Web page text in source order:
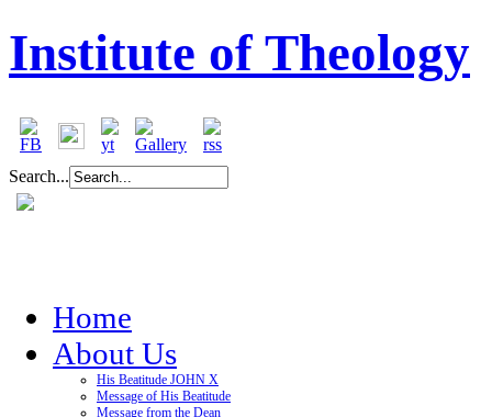
Institute of Theology
Search...
Home
About Us
His Beatitude JOHN X
Message of His Beatitude
Message from the Dean